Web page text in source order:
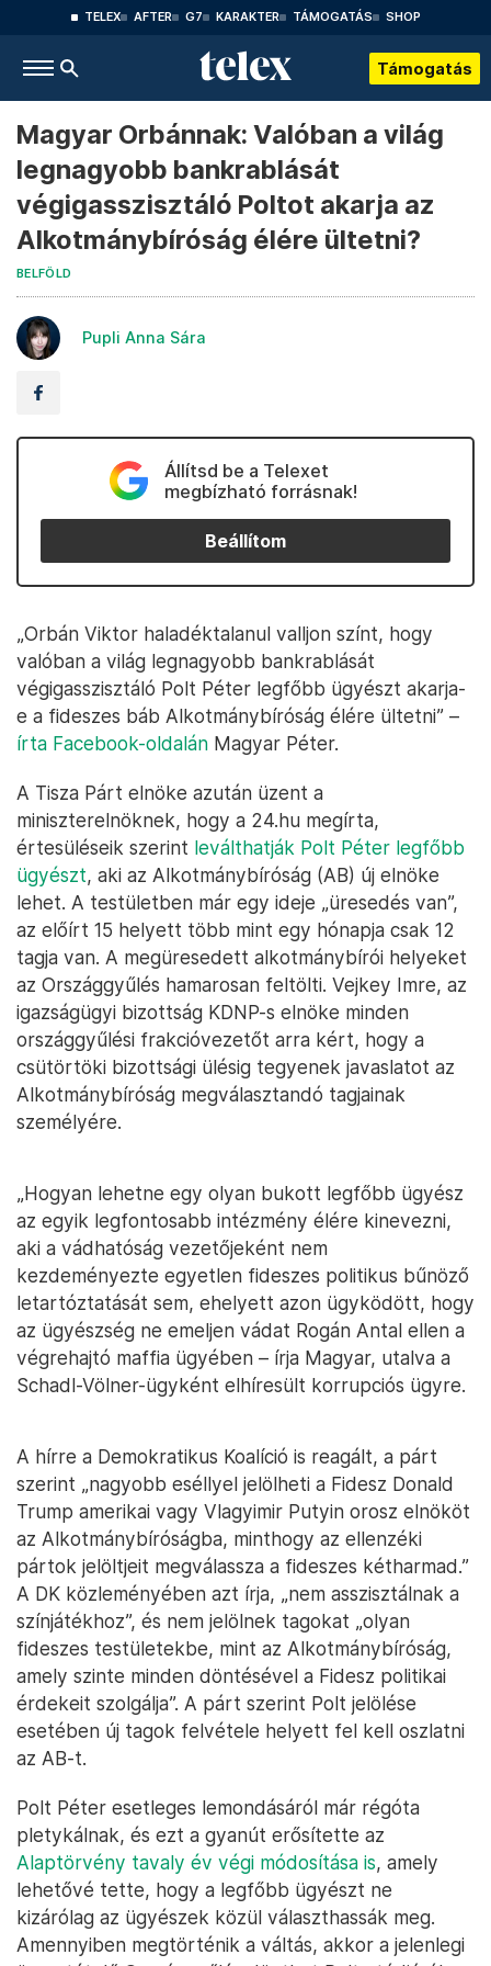
TELEX AFTER G7 KARAKTER TÁMOGATÁS SHOP
Támogatás
Magyar Orbánnak: Valóban a világ
legnagyobb bankrablását
végigasszisztáló Poltot akarja az
Alkotmánybíróság élére ültetni?
BELFÖLD
Pupli Anna Sára
Állítsd be a Telexet
megbízható forrásnak!
Beállítom
„Orbán Viktor haladéktalanul valljon színt, hogy
valóban a világ legnagyobb bankrablását
végigasszisztáló Polt Péter legfőbb ügyészt akarja-
e a fideszes báb Alkotmánybíróság élére ültetni” –
írta Facebook-oldalán Magyar Péter.
A Tisza Párt elnöke azután üzent a
miniszterelnöknek, hogy a 24.hu megírta,
értesüléseik szerint leválthatják Polt Péter legfőbb
ügyészt, aki az Alkotmánybíróság (AB) új elnöke
lehet. A testületben már egy ideje „üresedés van”,
az előírt 15 helyett több mint egy hónapja csak 12
tagja van. A megüresedett alkotmánybírói helyeket
az Országgyűlés hamarosan feltölti. Vejkey Imre, az
igazságügyi bizottság KDNP-s elnöke minden
országgyűlési frakcióvezetőt arra kért, hogy a
csütörtöki bizottsági ülésig tegyenek javaslatot az
Alkotmánybíróság megválasztandó tagjainak
személyére.
„Hogyan lehetne egy olyan bukott legfőbb ügyész
az egyik legfontosabb intézmény élére kinevezni,
aki a vádhatóság vezetőjeként nem
kezdeményezte egyetlen fideszes politikus bűnöző
letartóztatását sem, ehelyett azon ügyködött, hogy
az ügyészség ne emeljen vádat Rogán Antal ellen a
végrehajtó maffia ügyében – írja Magyar, utalva a
Schadl-Völner-ügyként elhíresült korrupciós ügyre.
A hírre a Demokratikus Koalíció is reagált, a párt
szerint „nagyobb eséllyel jelölheti a Fidesz Donald
Trump amerikai vagy Vlagyimir Putyin orosz elnököt
az Alkotmánybíróságba, minthogy az ellenzéki
pártok jelöltjeit megválassza a fideszes kétharmad.”
A DK közleményében azt írja, „nem asszisztálnak a
színjátékhoz”, és nem jelölnek tagokat „olyan
fideszes testületekbe, mint az Alkotmánybíróság,
amely szinte minden döntésével a Fidesz politikai
érdekeit szolgálja”. A párt szerint Polt jelölése
esetében új tagok felvétele helyett fel kell oszlatni
az AB-t.
Polt Péter esetleges lemondásáról már régóta
pletykálnak, és ezt a gyanút erősítette az
Alaptörvény tavaly év végi módosítása is, amely
lehetővé tette, hogy a legfőbb ügyészt ne
kizárólag az ügyészek közül választhassák meg.
Amennyiben megtörténik a váltás, akkor a jelenlegi